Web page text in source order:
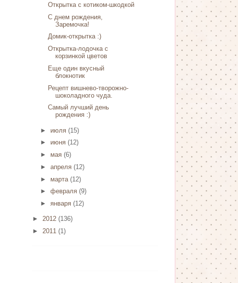
Открытка с котиком-шкодкой
С днем рождения,
Заремочка!
Домик-открытка :)
Открытка-лодочка с
корзинкой цветов
Еще один вкусный
блокнотик
Рецепт вишнево-творожно-
шоколадного чуда.
Самый лучший день
рождения :)
► июля (15)
► июня (12)
► мая (6)
► апреля (12)
► марта (12)
► февраля (9)
► января (12)
► 2012 (136)
► 2011 (1)